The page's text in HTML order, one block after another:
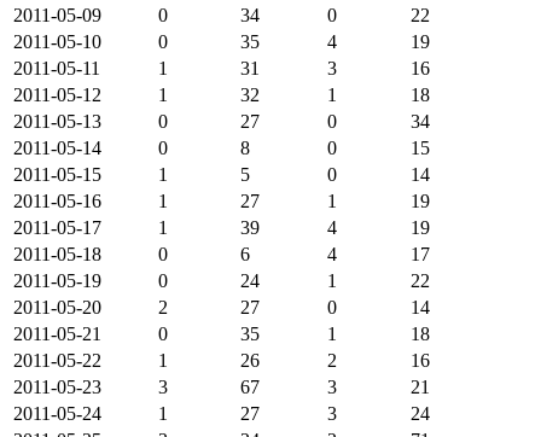
2011-05-09
0 34 0
22
2011-05-10
0 35 4
19
2011-05-11
1 31 3
16
2011-05-12
1 32 1
18
2011-05-13
0 27 0
34
2011-05-14
0 8 0
15
2011-05-15
1 5 0
14
2011-05-16
1 27 1
19
2011-05-17
1 39 4
19
2011-05-18
0 6 4
17
2011-05-19
0 24 1
22
2011-05-20
2 27 0
14
2011-05-21
0 35 1
18
2011-05-22
1 26 2
16
2011-05-23
3 67 3
21
2011-05-24
1 27 3
24